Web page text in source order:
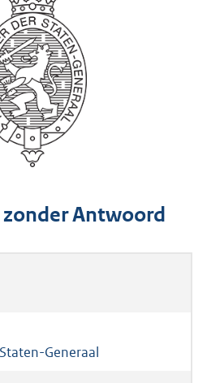
Antwoord
Generaal